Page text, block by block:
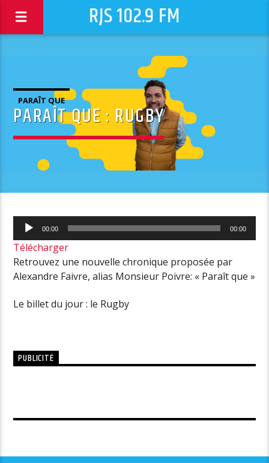
RJS 102.9 FM
PARAÎT QUE
PARAÎT QUE : RUGBY
Lecteur
audio
00:00 00:00
Télécharger
Retrouvez une nouvelle chronique proposée par
Alexandre Faivre, alias Monsieur Poivre: « Paraît que »
Le billet du jour : le Rugby
PUBLICITÉ